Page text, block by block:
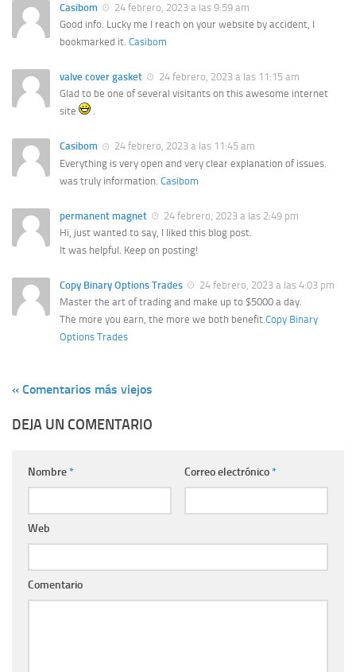
Casibom
24 febrero, 2023 a las 9:59 am
Good info. Lucky me I reach on your website by accident, I
bookmarked it. Casibom
valve cover gasket
24 febrero, 2023 a las 11:15 am
Glad to be one of several visitants on this awesome internet
site
.
Casibom
24 febrero, 2023 a las 11:45 am
Everything is very open and very clear explanation of issues.
was truly information. Casibom
permanent magnet
24 febrero, 2023 a las 2:49 pm
Hi, just wanted to say, I liked this blog post.
It was helpful. Keep on posting!
Copy Binary Options Trades
24 febrero, 2023 a las 4:03 pm
Master the art of trading and make up to $5000 a day.
The more you earn, the more we both benefit.Copy Binary
Options Trades
« Comentarios más viejos
DEJA UN COMENTARIO
Nombre* Correo electrónico*
Web
Comentario